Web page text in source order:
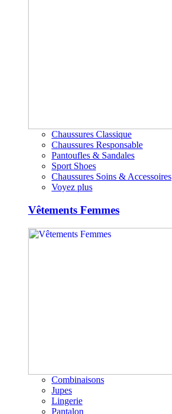
Chaussures Classique
Chaussures Responsable
Pantoufles & Sandales
Sport Shoes
Chaussures Soins & Accessoires
Voyez plus
Vêtements Femmes
Combinaisons
Jupes
Lingerie
Pantalon